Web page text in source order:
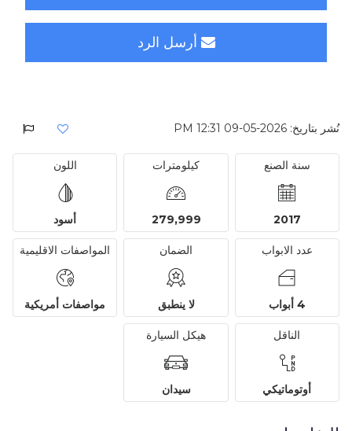
أرسل الرد
نُشر بتاريخ: 2026-05-09 12:31 PM
سنة الصنع
2017
كيلومترات
279,999
اللون
أسود
عدد الابواب
4 أبواب
الضمان
لا ينطبق
المواصفات الاقليمية
مواصفات أمريكية
الناقل
أوتوماتيكي
هيكل السيارة
سيدان